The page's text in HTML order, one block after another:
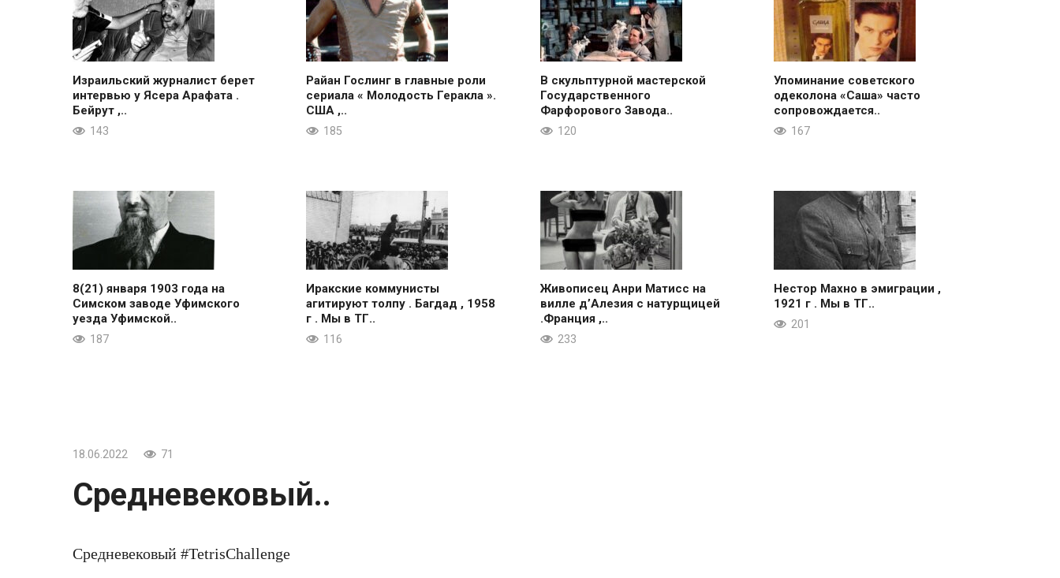
Израильский журналист берет
интервью у Ясера Арафата .
Бейрут ,..
143
Райан Гослинг в главные роли
сериала « Молодость Геракла ».
США ,..
185
В скульптурной мастерской
Государственного
Фарфорового Завода..
120
Упоминание советского
одеколона «Саша» часто
сопровождается..
167
8(21) января 1903 года на
Симском заводе Уфимского
уезда Уфимской..
187
Иракские коммунисты
агитируют толпу . Багдад , 1958
г . Мы в ТГ..
116
Живописец Анри Матисс на
вилле д’Алезия с натурщицей
.Франция ,..
233
Нестор Махно в эмиграции ,
1921 г . Мы в ТГ..
201
18.06.2022 71
Средневековый..
Средневековый #TetrisChallenge